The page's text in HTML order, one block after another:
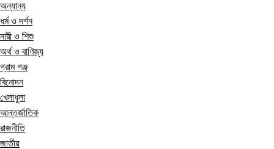
অন্যান্য
ধর্ম ও দর্শন
নারী ও শিশু
অর্থ ও বাণিজ্য
গ্রাম গঞ্জ
বিনোদন
খেলাধুলা
আন্তর্জাতিক
রাজনীতি
জাতীয়